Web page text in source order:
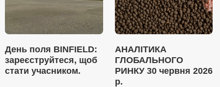
День поля BINFIELD:
зареєструйтеся, щоб
стати учасником.
АНАЛІТИКА
ГЛОБАЛЬНОГО
РИНКУ 30 червня 2026
р.